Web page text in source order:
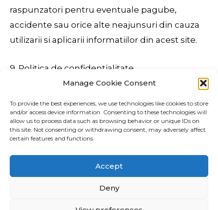
Manage Cookie Consent
To provide the best experiences, we use technologies like cookies to store
and/or access device information. Consenting to these technologies will
allow us to process data such as browsing behavior or unique IDs on
this site. Not consenting or withdrawing consent, may adversely affect
certain features and functions.
Accept
Deny
raspunzatori pentru eventuale pagube,
accidente sau orice alte neajunsuri din cauza
utilizarii si aplicarii informatiilor din acest site.
9. Politica de confidentialitate
vor ramane confidentiale; cudglobal.com nu va
folosi aceste informatii decat in scop personal;
nu va folosi adresele de e-mail ale utilizatorilor
pentru a trimite reclame publicitare